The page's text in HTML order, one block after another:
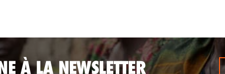
À LA NEWSLETTER